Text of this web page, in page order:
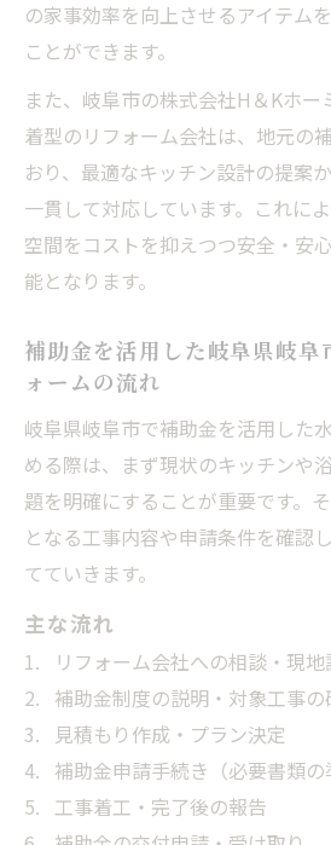
活用法
補助金利用と安心の岐阜リフ
岐阜県岐阜市で補助金を
ームの進め方
株式会社H＆Kホーミー
フォーム事例
補助金を活用した岐阜県
工ポイント
ェック
岐阜県岐阜市で安心して
の選び方
岐阜で叶える使いやすいキ
例
岐阜県岐阜市で補助金を
株式会社H＆Kホーミーズ
水回り実例
補助金を活用した岐阜県
ム実績紹介
使いやすさ重視のキッチ
ポイント
の家事効率を向上させるアイテム
ことができます。
また、岐阜市の株式会社H＆Kホー
着型のリフォーム会社は、地元の
おり、最適なキッチン設計の提案
一貫して対応しています。これに
空間をコストを抑えつつ安全・安
能となります。
補助金を活用した岐阜県岐阜
ォームの流れ
岐阜県岐阜市で補助金を活用した
める際は、まず現状のキッチンや
題を明確にすることが重要です。
となる工事内容や申請条件を確認
てていきます。
主な流れ
リフォーム会社への相談・現地
補助金制度の説明・対象工事の
見積もり作成・プラン決定
補助金申請手続き（必要書類の
工事着工・完了後の報告